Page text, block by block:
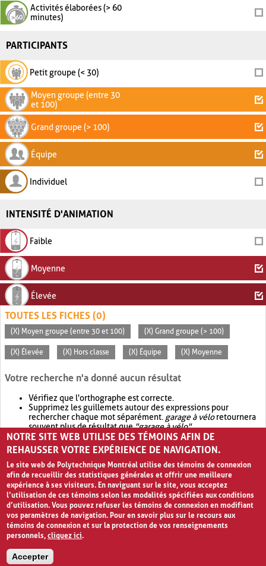
Activités élaborées (> 60
minutes)
PARTICIPANTS
Petit groupe (< 30)
Moyen groupe (entre 30
et 100)
Grand groupe (> 100)
Équipe
Individuel
INTENSITÉ D'ANIMATION
Faible
Moyenne
Élevée
TOUTES LES FICHES (0)
(X) Moyen groupe (entre 30 et 100) (X) Grand groupe (> 100)
(X) Élevée (X) Hors classe (X) Équipe (X) Moyenne
Votre recherche n'a donné aucun résultat
Vérifiez que l'orthographe est correcte.
Supprimez les guillemets autour des expressions pour
rechercher chaque mot séparément. garage à véloretournera
souvent plus de résultat que"garage à vélo".
Envisagez d'élargir votre recherche avec OR.garage OR vélo
retournera souvent plus de résultat quegarage à vélo
NOTRE SITE WEB UTILISE DES TÉMOINS AFIN DE
REHAUSSER VOTRE EXPÉRIENCE DE NAVIGATION.
Le site web de Polytechnique Montréal utilise des témoins de connexion
afin de recueillir des statistiques générales et offrir une meilleure
expérience à ses visiteurs. En naviguant sur le site, vous acceptez
l’utilisation de ces témoins selon les modalités spécifiées aux conditions
d’utilisation. Vous pouvez refuser les témoins de connexion en modifiant
vos paramètres de navigation. Pour en savoir plus sur le recours aux
témoins de connexion et sur la protection de vos renseignements
personnels,cliquez ici.
Accepter